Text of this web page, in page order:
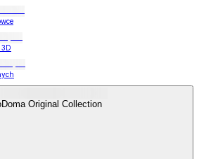
Original Collection